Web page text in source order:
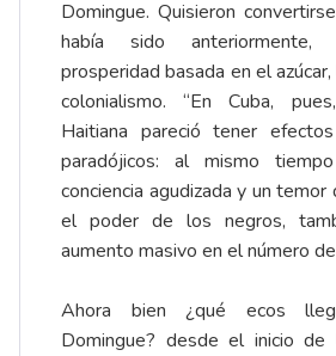
Domingue. Quisieron
había sido anteriormente,
prosperidad basada en el
colonialismo. “En Cuba,
Haitiana pareció tener
paradójicos: al mismo
conciencia agudizada y un temor
el poder de los negros,
aumento masivo en el número
Ahora bien ¿qué ecos
Domingue? desde el inicio de